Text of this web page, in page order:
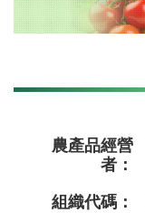
農產品經營
者：
組織代碼：